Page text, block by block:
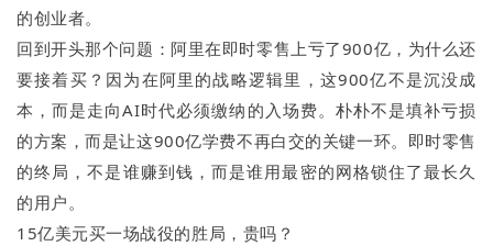
的创业者。
回到开头那个问题：阿里在即时零售上亏了900亿，为什么还
要接着买？因为在阿里的战略逻辑里，这900亿不是沉没成
本，而是走向AI时代必须缴纳的入场费。朴朴不是填补亏损
的方案，而是让这900亿学费不再白交的关键一环。即时零售
的终局，不是谁赚到钱，而是谁用最密的网格锁住了最长久
的用户。
15亿美元买一场战役的胜局，贵吗？